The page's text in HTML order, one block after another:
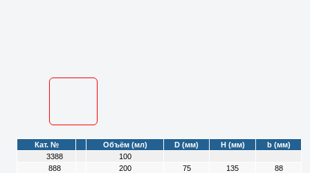
Кат. № Объём (мл) D (мм) H (мм)
b (мм)
3388
100
888
200 75 135
88